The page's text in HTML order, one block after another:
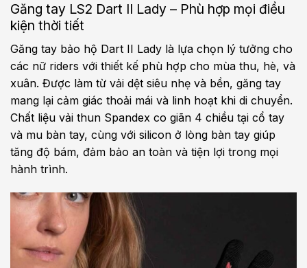
Găng tay LS2 Dart II Lady – Phù hợp mọi điều
kiện thời tiết
Găng tay bảo hộ Dart II Lady là lựa chọn lý tưởng cho
các nữ riders với thiết kế phù hợp cho mùa thu, hè, và
xuân. Được làm từ vải dệt siêu nhẹ và bền, găng tay
mang lại cảm giác thoải mái và linh hoạt khi di chuyển.
Chất liệu vải thun Spandex co giãn 4 chiều tại cổ tay
và mu bàn tay, cùng với silicon ở lòng bàn tay giúp
tăng độ bám, đảm bảo an toàn và tiện lợi trong mọi
hành trình.